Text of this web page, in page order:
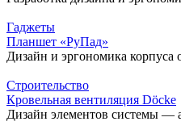
Гаджеты
Планшет «РуПад»
Дизайн и эргономика корпуса
Строительство
Кровельная вентиляция Döcke
Дизайн элементов системы —